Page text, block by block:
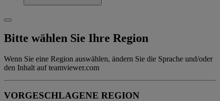
Bitte wählen Sie Ihre Region
Wenn Sie eine Region auswählen, ändern Sie die Sprache und/oder
den Inhalt auf teamviewer.com
VORGESCHLAGENE REGION